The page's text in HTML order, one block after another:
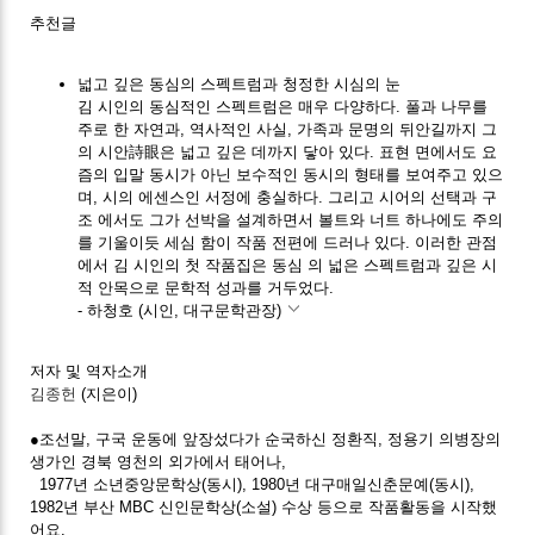
추천글
넓고 깊은 동심의 스펙트럼과 청정한 시심의 눈
김 시인의 동심적인 스펙트럼은 매우 다양하다. 풀과 나무를
주로 한 자연과, 역사적인 사실, 가족과 문명의 뒤안길까지 그
의 시안詩眼은 넓고 깊은 데까지 닿아 있다. 표현 면에서도 요
즘의 입말 동시가 아닌 보수적인 동시의 형태를 보여주고 있으
며, 시의 에센스인 서정에 충실하다. 그리고 시어의 선택과 구
조 에서도 그가 선박을 설계하면서 볼트와 너트 하나에도 주의
를 기울이듯 세심 함이 작품 전편에 드러나 있다. 이러한 관점
에서 김 시인의 첫 작품집은 동심 의 넓은 스펙트럼과 깊은 시
적 안목으로 문학적 성과를 거두었다.
- 하청호 (시인, 대구문학관장)
저자 및 역자소개
김종헌 (지은이)
●조선말, 구국 운동에 앞장섰다가 순국하신 정환직, 정용기 의병장의
생가인 경북 영천의 외가에서 태어나,
1977년 소년중앙문학상(동시), 1980년 대구매일신춘문예(동시),
1982년 부산 MBC 신인문학상(소설) 수상 등으로 작품활동을 시작했
어요.